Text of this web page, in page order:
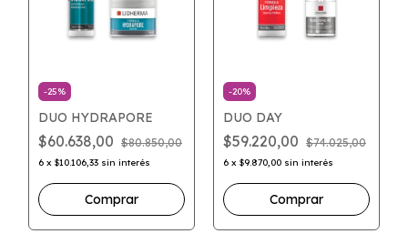
-25%
DUO HYDRAPORE
$60.638,00 $80.850,00
6 x $10.106,33 sin interés
-20%
DUO DAY
$59.220,00 $74.025,00
6 x $9.870,00 sin interés